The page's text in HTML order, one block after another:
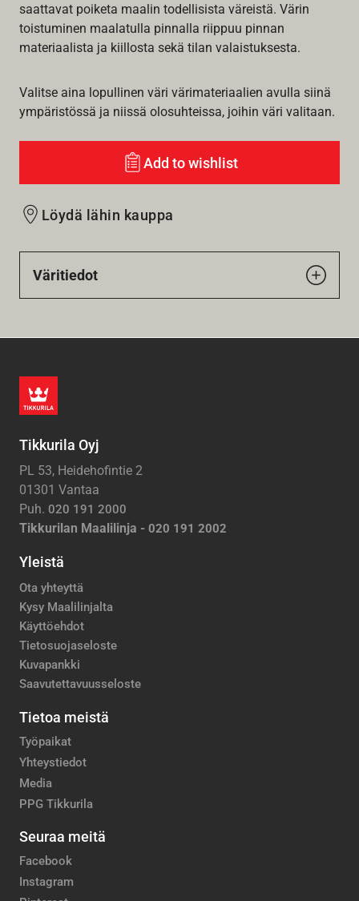
saattavat poiketa maalin todellisista väreistä. Värin
toistuminen maalatulla pinnalla riippuu pinnan
materiaalista ja kiillosta sekä tilan valaistuksesta.
Valitse aina lopullinen väri värimateriaalien avulla siinä
ympäristössä ja niissä olosuhteissa, joihin väri valitaan.
Add to wishlist
Löydä lähin kauppa
Väritiedot
Tikkurila Oyj
PL 53, Heidehofintie 2
01301 Vantaa
Puh. 020 191 2000
Tikkurilan Maalilinja - 020 191 2002
Yleistä
Ota yhteyttä
Kysy Maalilinjalta
Käyttöehdot
Tietosuojaseloste
Kuvapankki
Saavutettavuusseloste
Tietoa meistä
Työpaikat
Yhteystiedot
Media
PPG Tikkurila
Seuraa meitä
Facebook
Instagram